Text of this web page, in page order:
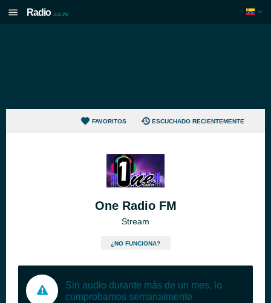
Radio .co.ve
FAVORITOS ESCUCHADO RECIENTEMENTE
One Radio FM
Stream
¿NO FUNCIONA?
Sin audio durante más de un mes, lo
comprobamos semanalmente